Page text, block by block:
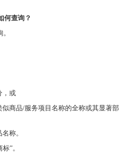
何查询？
，或
商品/服务项目名称的全称或其显著部
称。
”。